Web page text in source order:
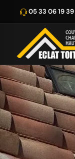
05 33 06 19 39